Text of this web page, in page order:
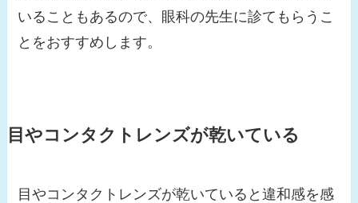
いることもあるので、眼科の先生に診てもらうこ
とをおすすめします。
目やコンタクトレンズが乾いている
目やコンタクトレンズが乾いていると違和感を感